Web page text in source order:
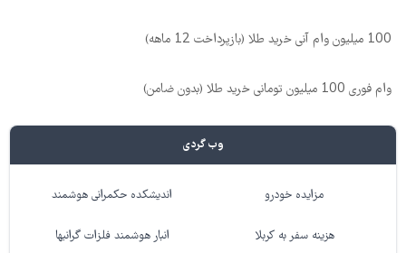
100 میلیون وام آنی خرید طلا (بازپرداخت 12 ماهه)
وام فوری 100 میلیون تومانی خرید طلا (بدون ضامن)
وب گردی
مزایده خودرو اندیشکده حکمرانی هوشمند
هزینه سفر به کربلا انبار هوشمند فلزات گرانبها